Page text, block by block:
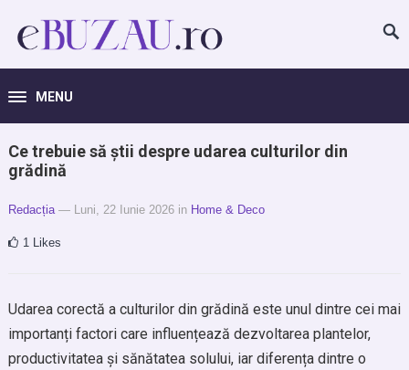
MENU
Ce trebuie să știi despre udarea culturilor din
grădină
Redacția — Luni, 22 Iunie 2026 in Home & Deco
1 Likes
Udarea corectă a culturilor din grădină este unul dintre cei mai
importanți factori care influențează dezvoltarea plantelor,
productivitatea și sănătatea solului, iar diferența dintre o